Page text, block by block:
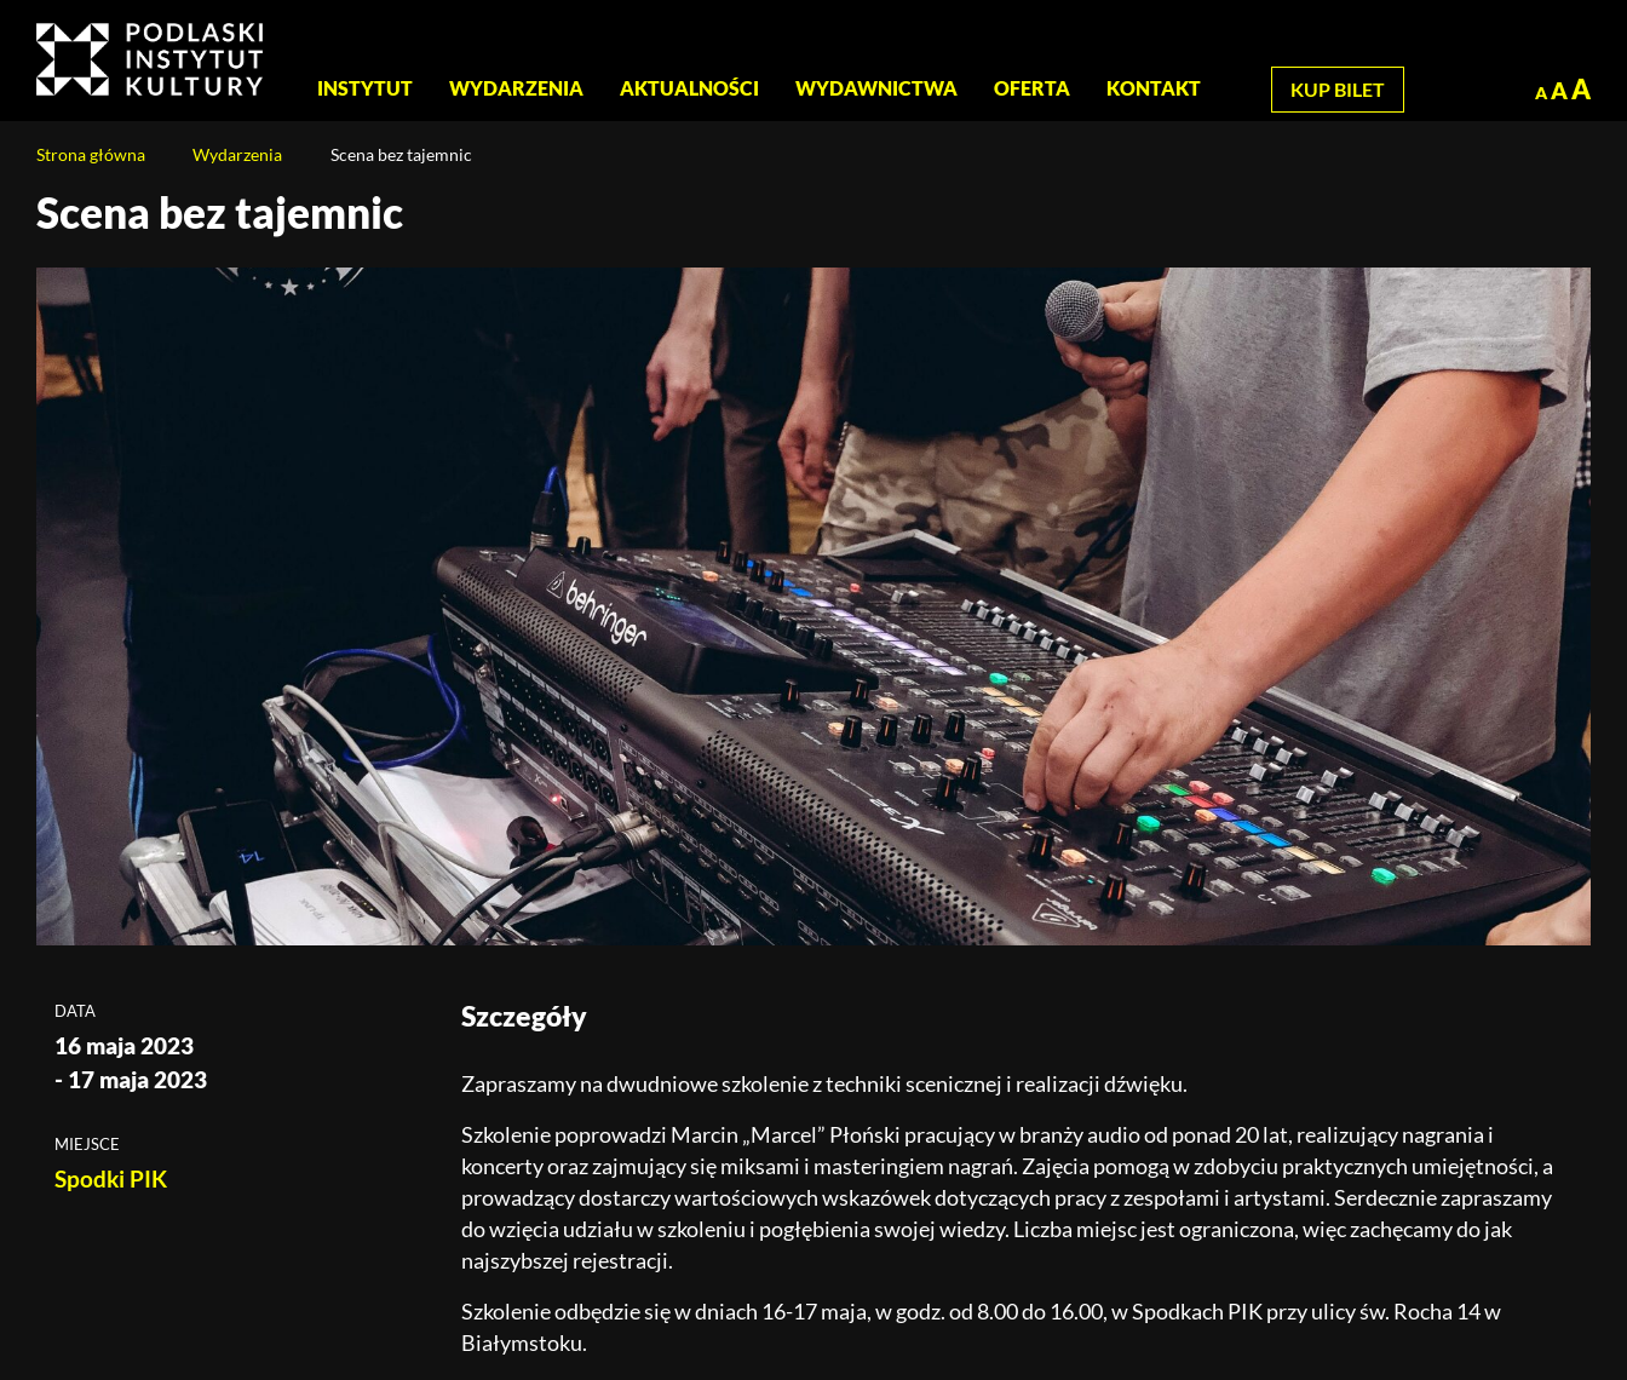
stronie:
Scena
tajemnic
główne
INSTYTUT WYDARZENIA AKTUALNOŚCI WYDAWNICTWA OFERTA KONTAKT KUP BILET A AA
Strona główna Wydarzenia Scena bez tajemnic
Scena bez tajemnic
DATA
16 maja 2023
- 17 maja 2023
MIEJSCE
Spodki PIK
Szczegóły
Zapraszamy na dwudniowe szkolenie z techniki scenicznej i realizacji dźwięku.
Szkolenie poprowadzi Marcin „Marcel” Płoński pracujący w branży audio od ponad 20 lat, realizujący nagrania i
koncerty oraz zajmujący się miksami i masteringiem nagrań. Zajęcia pomogą w zdobyciu praktycznych umiejętności, a
prowadzący dostarczy wartościowych wskazówek dotyczących pracy z zespołami i artystami. Serdecznie zapraszamy
do wzięcia udziału w szkoleniu i pogłębienia swojej wiedzy. Liczba miejsc jest ograniczona, więc zachęcamy do jak
najszybszej rejestracji.
Szkolenie odbędzie się w dniach 16-17 maja, w godz. od 8.00 do 16.00, w Spodkach PIK przy ulicy św. Rocha 14 w
Białymstoku.